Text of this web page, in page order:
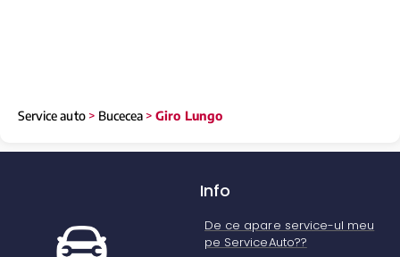
Service auto> Bucecea >Giro Lungo
Info
De ce apare service-ul meu
pe ServiceAuto??